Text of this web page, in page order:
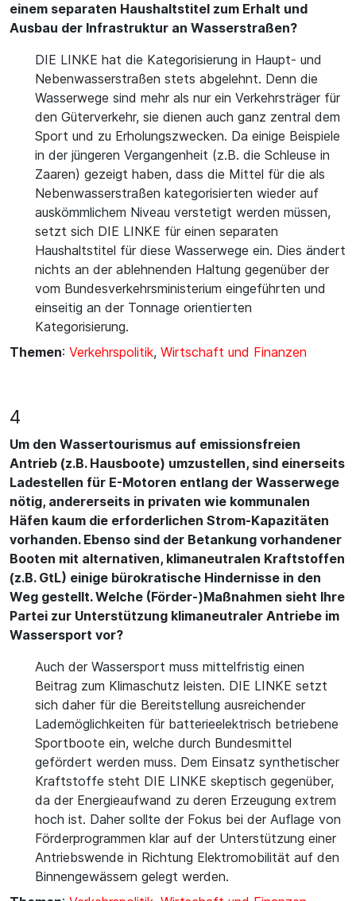
einem separaten Haushaltstitel zum Erhalt und
Ausbau der Infrastruktur an Wasserstraßen?
DIE LINKE hat die Kategorisierung in Haupt- und
Nebenwasserstraßen stets abgelehnt. Denn die
Wasserwege sind mehr als nur ein Verkehrsträger für
den Güterverkehr, sie dienen auch ganz zentral dem
Sport und zu Erholungszwecken. Da einige Beispiele
in der jüngeren Vergangenheit (z.B. die Schleuse in
Zaaren) gezeigt haben, dass die Mittel für die als
Nebenwasserstraßen kategorisierten wieder auf
auskömmlichem Niveau verstetigt werden müssen,
setzt sich DIE LINKE für einen separaten
Haushaltstitel für diese Wasserwege ein. Dies ändert
nichts an der ablehnenden Haltung gegenüber der
vom Bundesverkehrsministerium eingeführten und
einseitig an der Tonnage orientierten
Kategorisierung.
Themen: Verkehrspolitik, Wirtschaft und Finanzen
4
Um den Wassertourismus auf emissionsfreien
Antrieb (z.B. Hausboote) umzustellen, sind einerseits
Ladestellen für E-Motoren entlang der Wasserwege
nötig, andererseits in privaten wie kommunalen
Häfen kaum die erforderlichen Strom-Kapazitäten
vorhanden. Ebenso sind der Betankung vorhandener
Booten mit alternativen, klimaneutralen Kraftstoffen
(z.B. GtL) einige bürokratische Hindernisse in den
Weg gestellt. Welche (Förder-)Maßnahmen sieht Ihre
Partei zur Unterstützung klimaneutraler Antriebe im
Wassersport vor?
Auch der Wassersport muss mittelfristig einen
Beitrag zum Klimaschutz leisten. DIE LINKE setzt
sich daher für die Bereitstellung ausreichender
Lademöglichkeiten für batterieelektrisch betriebene
Sportboote ein, welche durch Bundesmittel
gefördert werden muss. Dem Einsatz synthetischer
Kraftstoffe steht DIE LINKE skeptisch gegenüber,
da der Energieaufwand zu deren Erzeugung extrem
hoch ist. Daher sollte der Fokus bei der Auflage von
Förderprogrammen klar auf der Unterstützung einer
Antriebswende in Richtung Elektromobilität auf den
Binnengewässern gelegt werden.